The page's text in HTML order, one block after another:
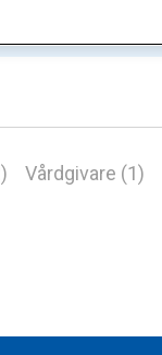
Vårdgivare (1)